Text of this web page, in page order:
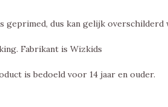
geprimed, dus kan gelijk overschilderd
Fabrikant is Wizkids
is bedoeld voor 14 jaar en ouder.